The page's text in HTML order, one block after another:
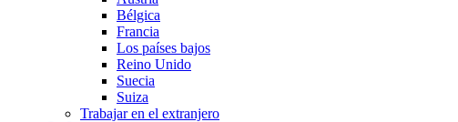
Bélgica
Francia
Los países bajos
Reino Unido
Suecia
Suiza
Trabajar en el extranjero